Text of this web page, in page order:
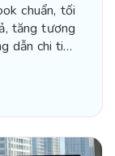
chuẩn, tối
tăng tương
dẫn chi tiết